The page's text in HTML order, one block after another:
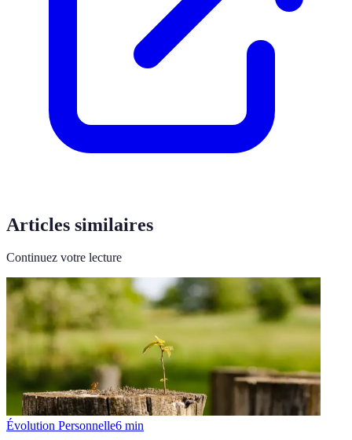
Articles similaires
Continuez votre lecture
Évolution Personnelle6 min